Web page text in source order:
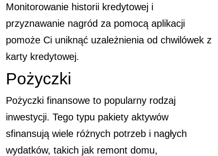
Monitorowanie historii kredytowej i
przyznawanie nagród za pomocą aplikacji
pomoże Ci uniknąć uzależnienia od chwilówek z
karty kredytowej.
Pożyczki
Pożyczki finansowe to popularny rodzaj
inwestycji. Tego typu pakiety aktywów
sfinansują wiele różnych potrzeb i nagłych
wydatków, takich jak remont domu,